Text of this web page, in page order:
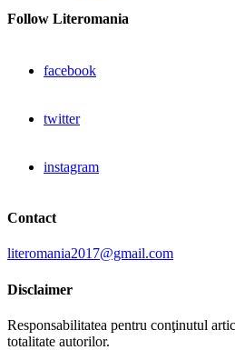
Follow Literomania
facebook
twitter
instagram
Contact
literomania2017@gmail.com
Disclaimer
Responsabilitatea pentru conţinutul
totalitate autorilor.